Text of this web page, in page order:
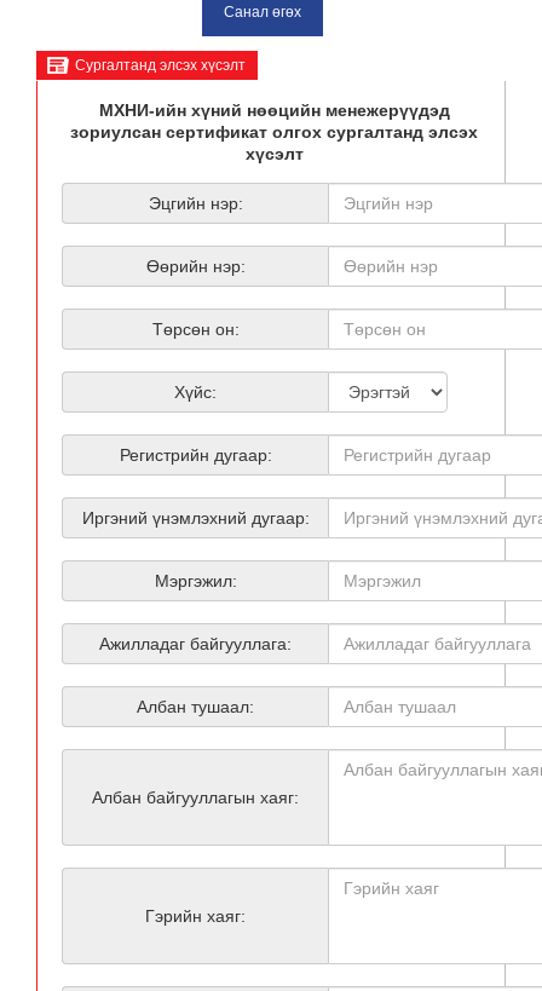
Cургалтанд элсэх хүсэлт
МХНИ-ийн хүний нөөцийн менежерүүдэд
зориулсан сертификат олгох сургалтанд элсэх
хүсэлт
Эцгийн нэр:
Өөрийн нэр:
Төрсөн он:
Хүйс:
Регистрийн дугаар:
Иргэний үнэмлэхний дугаар:
Мэргэжил:
Ажилладаг байгууллага:
Албан тушаал:
Албан байгууллагын хаяг:
Гэрийн хаяг: